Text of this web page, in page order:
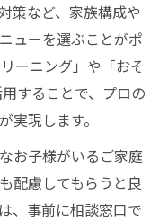
策など、家族構成や
ューを選ぶことがポ
ーニング」や「おそ
することで、プロの
実現します。
お子様がいるご家庭
配慮してもらうと良
、事前に相談窓口で